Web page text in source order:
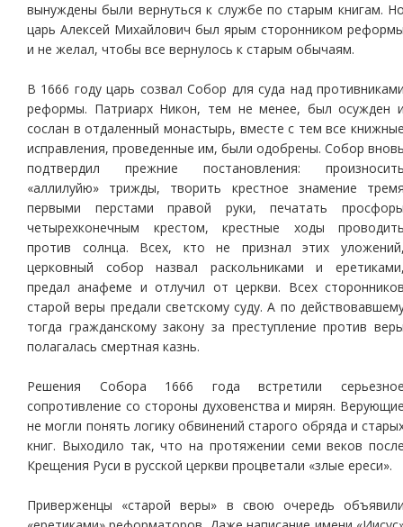
вынуждены были вернуться к службе по старым книгам.
царь Алексей Михайлович был ярым сторонником
и не желал, чтобы все вернулось к старым обычаям.
В 1666 году царь созвал Собор для суда над
реформы. Патриарх Никон, тем не менее, был осужден
сослан в отдаленный монастырь, вместе с тем все
исправления, проведенные им, были одобрены. Собор
подтвердил прежние постановления:
«аллилуйю» трижды, творить крестное знамение
первыми перстами правой руки, печатать
четырехконечным крестом, крестные ходы
против солнца. Всех, кто не признал этих
церковный собор назвал раскольниками и
предал анафеме и отлучил от церкви. Всех
старой веры предали светскому суду. А по
тогда гражданскому закону за преступление против
полагалась смертная казнь.
Решения Собора 1666 года встретили
сопротивление со стороны духовенства и мирян.
не могли понять логику обвинений старого обряда и
книг. Выходило так, что на протяжении семи веков
Крещения Руси в русской церкви процветали «злые ереси».
Приверженцы «старой веры» в свою очередь